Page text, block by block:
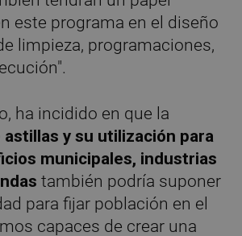
este programa en el diseño
limpieza, programaciones,
ha incidido en que la
y su utilización para
municipales, industrias
también podría suponer
para fijar población en el
capaces de crear una